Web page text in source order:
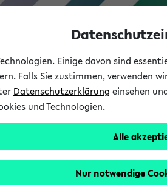
Studium
zugreifen, die Ihnen erst
Einige davon sind
Falls Sie zustimmen,
Datenschutzerklärung einsehen
und Technologien.
Alle
Nur notwendige